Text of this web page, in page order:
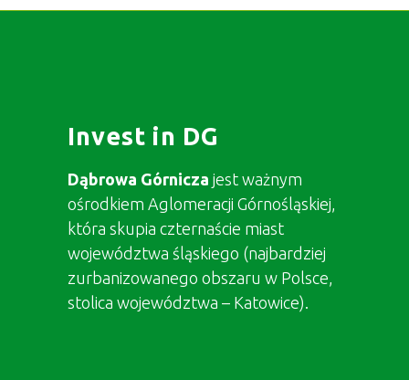
Invest in DG
Dąbrowa Górnicza jest ważnym
ośrodkiem Aglomeracji Górnośląskiej,
która skupia czternaście miast
województwa śląskiego (najbardziej
zurbanizowanego obszaru w Polsce,
stolica województwa – Katowice).